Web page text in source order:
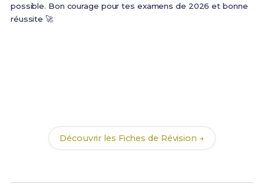
possible. Bon courage pour tes examens de 2026 et bonne
réussite 🚀
Découvrir les Fiches de Révision →